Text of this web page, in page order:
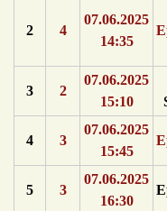
2 4
07.06.2025
14:35
3 2
07.06.2025
15:10
4 3
07.06.2025
15:45
5 3
07.06.2025
16:30